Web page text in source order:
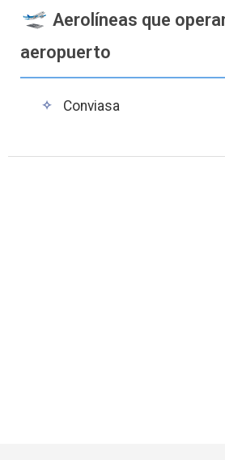
Aerolíneas que
aeropuerto
Conviasa